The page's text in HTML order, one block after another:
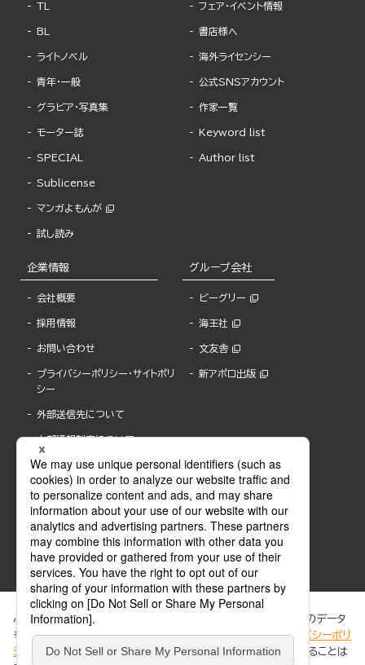
TL
BL
ライトノベル
青年・一般
グラビア・写真集
モーター誌
SPECIAL
Sublicense
マンガよもんが
試し読み
フェア・イベント情報
書店様へ
海外ライセンシー
公式SNSアカウント
作家一覧
Keyword list
Author list
企業情報
会社概要
採用情報
お問い合わせ
プライバシーポリシー・サイトポリ
シー
外部送信先について
内部通報制度について
グループ会社
ビーグリー
海王社
文友舎
新アポロ出版
ABJマークは、この電子書店・電子書籍配信サービスが、著作権者からコンテンツ使用許諾を
ぶんか社が運営するサイトでは、利便性向上のためにCookie等のデータ
を使用しています。 当社のCookieについての詳細は、「プライバシーポリ
シー
」をご覧ください。当サイトでは、訪問者の個人情報を追跡することは